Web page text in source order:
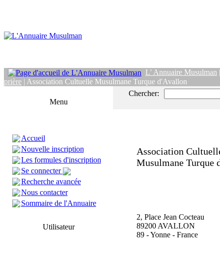
L' Annuaire Musulman
prière | Association Cultuelle Musulmane Turque d'Avallon
Menu
Accueil
Nouvelle inscription
Les formules d'inscription
Se connecter
Recherche avancée
Nous contacter
Sommaire de l'Annuaire
Utilisateur
Chercher:
Association
Musulmane Turque
2, Place Jean Cocteau
89200 AVALLON
89 - Yonne - France